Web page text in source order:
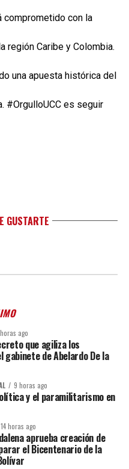
comprometido con la
región Caribe y Colombia.
una apuesta histórica del
#OrgulloUCC es seguir
GUSTARTE
ago
que agiliza los
gabinete de Abelardo De la
9 horas ago
y el paramilitarismo en
14 horas ago
aprueba creación de
el Bicentenario de la